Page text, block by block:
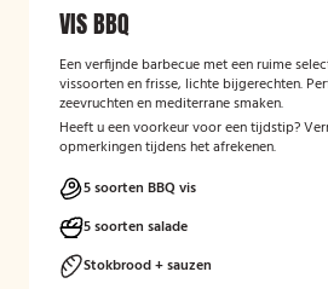
VIS BBQ
Een verfijnde barbecue met een ruime
vissoorten en frisse, lichte bijgerechten.
zeevruchten en mediterrane smaken.
Heeft u een voorkeur voor een tijdstip?
opmerkingen tijdens het afrekenen.
5 soorten BBQ vis
5 soorten salade
Stokbrood + sauzen